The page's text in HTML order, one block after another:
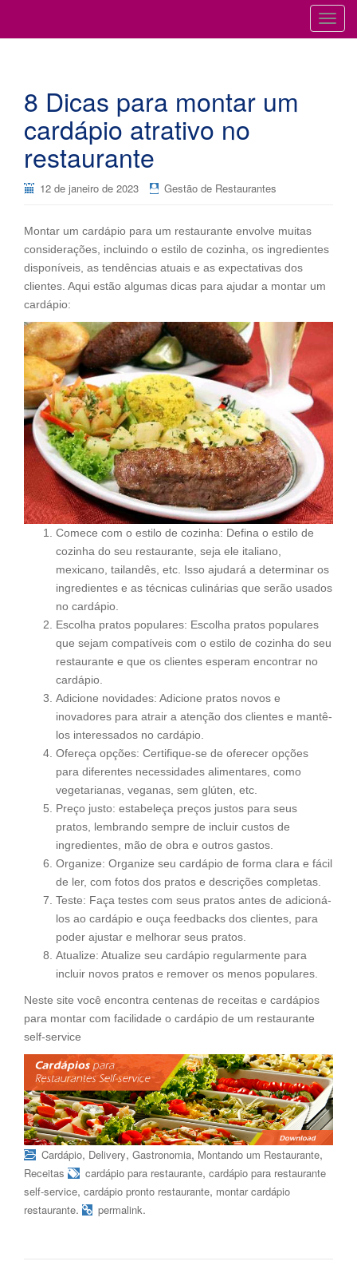
T
o
8 Dicas para montar um
cardápio atrativo no
restaurante
12 de janeiro de 2023 Gestão de Restaurantes
Montar um cardápio para um restaurante envolve muitas
considerações, incluindo o estilo de cozinha, os ingredientes
disponíveis, as tendências atuais e as expectativas dos
clientes. Aqui estão algumas dicas para ajudar a montar um
cardápio:
Comece com o estilo de cozinha: Defina o estilo de
cozinha do seu restaurante, seja ele italiano,
mexicano, tailandês, etc. Isso ajudará a determinar os
ingredientes e as técnicas culinárias que serão usados
​​no cardápio.
Escolha pratos populares: Escolha pratos populares
que sejam compatíveis com o estilo de cozinha do seu
restaurante e que os clientes esperam encontrar no
cardápio.
Adicione novidades: Adicione pratos novos e
inovadores para atrair a atenção dos clientes e mantê-
los interessados ​​no cardápio.
Ofereça opções: Certifique-se de oferecer opções
para diferentes necessidades alimentares, como
vegetarianas, veganas, sem glúten, etc.
Preço justo: estabeleça preços justos para seus
pratos, lembrando sempre de incluir custos de
ingredientes, mão de obra e outros gastos.
Organize: Organize seu cardápio de forma clara e fácil
de ler, com fotos dos pratos e descrições completas.
Teste: Faça testes com seus pratos antes de adicioná-
los ao cardápio e ouça feedbacks dos clientes, para
poder ajustar e melhorar seus pratos.
Atualize: Atualize seu cardápio regularmente para
incluir novos pratos e remover os menos populares.
Neste site você encontra centenas de receitas e cardápios
para montar com facilidade o cardápio de um restaurante
self-service
Cardápio, Delivery, Gastronomia, Montando um Restaurante,
Receitas cardápio para restaurante, cardápio para restaurante
self-service, cardápio pronto restaurante, montar cardápio
restaurante. permalink.